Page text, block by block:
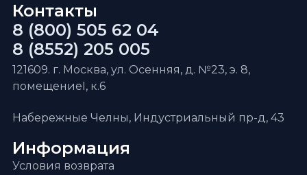
Информация
Условия возврата
Контакты
8 (800) 505 62 04
8 (8552) 205 005
121609. г. Москва, ул. Осенняя, д. №23, э. 8,
помещениеI, к.6
Набережные Челны, Индустриальный пр-д, 43